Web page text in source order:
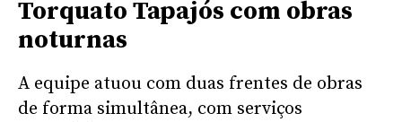
Torquato Tapajós com obras
noturnas
A equipe atuou com duas frentes de obras
de forma simultânea, com serviços